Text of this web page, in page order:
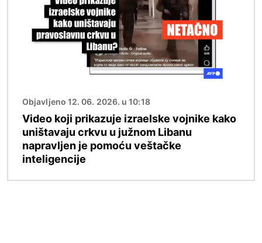
Objavljeno 12. 06. 2026. u 10:18
Video koji prikazuje izraelske vojnike kako
uništavaju crkvu u južnom Libanu
napravljen je pomoću veštačke
inteligencije